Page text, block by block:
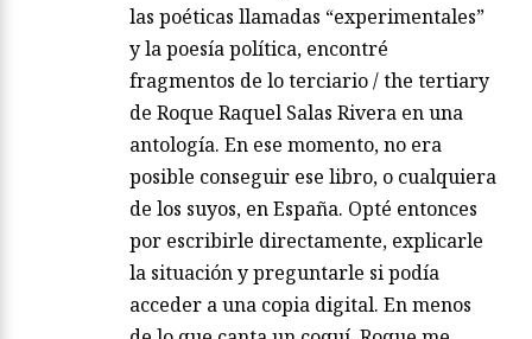
las poéticas llamadas “experimentales”
y la poesía política, encontré
fragmentos de lo terciario / the tertiary
de Roque Raquel Salas Rivera en una
antología. En ese momento, no era
posible conseguir ese libro, o cualquiera
de los suyos, en España. Opté entonces
por escribirle directamente, explicarle
la situación y preguntarle si podía
acceder a una copia digital. En menos